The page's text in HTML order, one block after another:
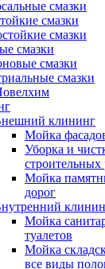
смазки
смазки
смазки
смазки
смазки
смазки
клининг
Мойка
Уборка и
строительных
Мойка
дорог
Мойка
туалетов
Мойка
все виды